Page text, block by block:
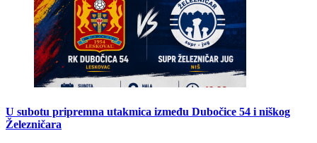
U subotu pripremna utakmica između Dubočice 54 i niškog
Železničara